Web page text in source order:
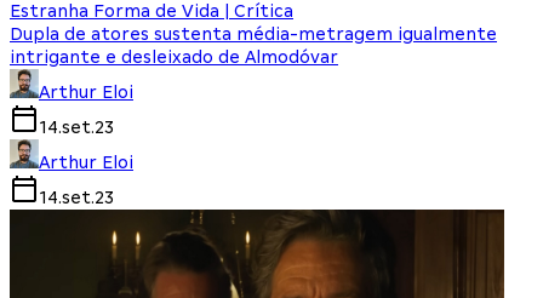
Estranha Forma de Vida | Crítica
Dupla de atores sustenta média-metragem igualmente
intrigante e desleixado de Almodóvar
Arthur Eloi
14.set.23
Arthur Eloi
14.set.23